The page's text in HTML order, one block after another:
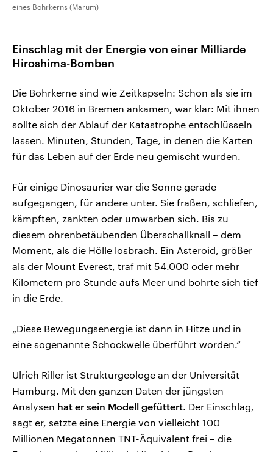
eines Bohrkerns (Marum)
Einschlag mit der Energie von einer Milliarde
Hiroshima-Bomben
Die Bohrkerne sind wie Zeitkapseln: Schon als sie im
Oktober 2016 in Bremen ankamen, war klar: Mit ihnen
sollte sich der Ablauf der Katastrophe entschlüsseln
lassen. Minuten, Stunden, Tage, in denen die Karten
für das Leben auf der Erde neu gemischt wurden.
Für einige Dinosaurier war die Sonne gerade
aufgegangen, für andere unter. Sie fraßen, schliefen,
kämpften, zankten oder umwarben sich. Bis zu
diesem ohrenbetäubenden Überschallknall – dem
Moment, als die Hölle losbrach. Ein Asteroid, größer
als der Mount Everest, traf mit 54.000 oder mehr
Kilometern pro Stunde aufs Meer und bohrte sich tief
in die Erde.
„Diese Bewegungsenergie ist dann in Hitze und in
eine sogenannte Schockwelle überführt worden.“
Ulrich Riller ist Strukturgeologe an der Universität
Hamburg. Mit den ganzen Daten der jüngsten
Analysen hat er sein Modell gefüttert. Der Einschlag,
sagt er, setzte eine Energie von vielleicht 100
Millionen Megatonnen TNT-Äquivalent frei – die